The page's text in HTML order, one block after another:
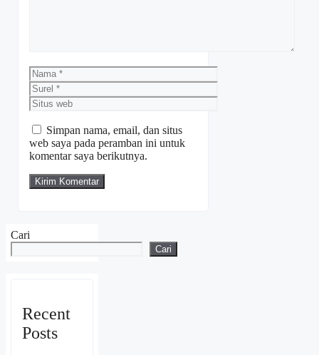
Nama
Surel
Situs
web
Simpan nama, email, dan situs
web saya pada peramban ini untuk
komentar saya berikutnya.
Cari
Cari
Recent
Posts